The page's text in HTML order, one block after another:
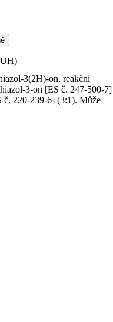
3(2H)-on, reakční
3-on [ES č. 247-500-7]
č. 220-239-6] (3:1). Může